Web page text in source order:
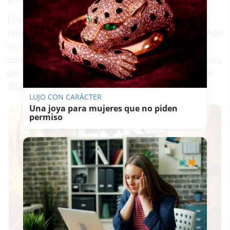
El sindicato ha podido constatar que en
numerosos centros de la provincia de Cádiz se han
venido desarrollando las actividades docentes
con temperaturas inferiores a los 17 ºC en el inicio
del segundo trimestre del presente curso escolar
2020/21:
LUJO CON CARÁCTER
Una joya para mujeres que no piden
permiso